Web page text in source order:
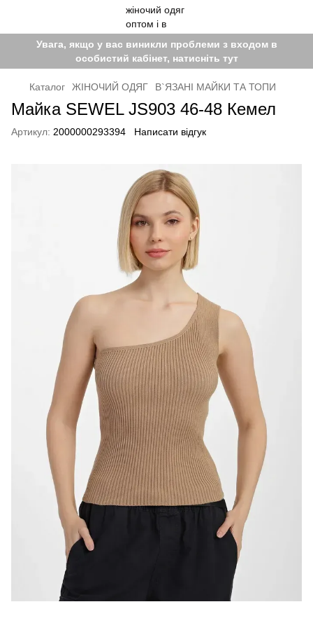
Увага, якщо у вас виникли проблеми з входом в
особистий кабінет, натисніть тут
Каталог ЖІНОЧИЙ ОДЯГ В`ЯЗАНІ МАЙКИ ТА ТОПИ
Майка SEWEL JS903 46-48 Кемел
Артикул: 2000000293394 Написати відгук